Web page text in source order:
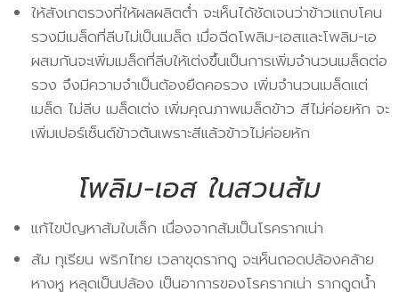
ให้สังเกตรวงที่ให้ผลผลิตต่ำ จะเห็นได้ชัดเจนว่าข้าวแถบโคน
รวงมีเมล็ดที่ลีบไม่เป็นเมล็ด เมื่อฉีดโพลิม-เอสและโพลิม-เอ
ผสมกันจะเพิ่มเมล็ดที่ลีบให้เต่งขึ้นเป็นการเพิ่มจำนวนเมล็ดต่อ
รวง จึงมีความจำเป็นต้องยืดคอรวง เพิ่มจำนวนเมล็ดแต่
เมล็ด ไม่ลีบ เมล็ดเต่ง เพิ่มคุณภาพเมล็ดข้าว สีไม่ค่อยหัก จะ
เพิ่มเปอร์เซ็นต์ข้าวต้นเพราะสีแล้วข้าวไม่ค่อยหัก
โพลิม-เอส ในสวนส้ม
แก้ไขปัญหาส้มใบเล็ก เนื่องจากส้มเป็นโรครากเน่า
ส้ม ทุเรียน พริกไทย เวลาขุดรากดู จะเห็นถอดปล้องคล้าย
หางหู หลุดเป็นปล้อง เป็นอาการของโรครากเน่า รากดูดน้ำ